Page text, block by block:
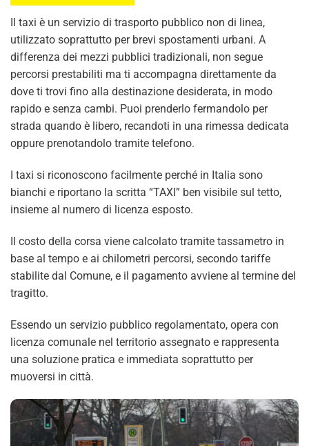
Il taxi è un servizio di trasporto pubblico non di linea,
utilizzato soprattutto per brevi spostamenti urbani. A
differenza dei mezzi pubblici tradizionali, non segue
percorsi prestabiliti ma ti accompagna direttamente da
dove ti trovi fino alla destinazione desiderata, in modo
rapido e senza cambi. Puoi prenderlo fermandolo per
strada quando è libero, recandoti in una rimessa dedicata
oppure prenotandolo tramite telefono.
I taxi si riconoscono facilmente perché in Italia sono
bianchi e riportano la scritta “TAXI” ben visibile sul tetto,
insieme al numero di licenza esposto.
Il costo della corsa viene calcolato tramite tassametro in
base al tempo e ai chilometri percorsi, secondo tariffe
stabilite dal Comune, e il pagamento avviene al termine del
tragitto.
Essendo un servizio pubblico regolamentato, opera con
licenza comunale nel territorio assegnato e rappresenta
una soluzione pratica e immediata soprattutto per
muoversi in città.